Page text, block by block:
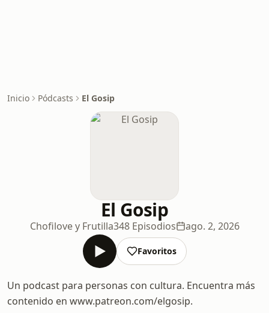
Inicio Pódcasts El Gosip
El Gosip
Chofilove y Frutilla348 Episodios ago. 2, 2026
Favoritos
Un podcast para personas con cultura. Encuentra más
contenido en www.patreon.com/elgosip.